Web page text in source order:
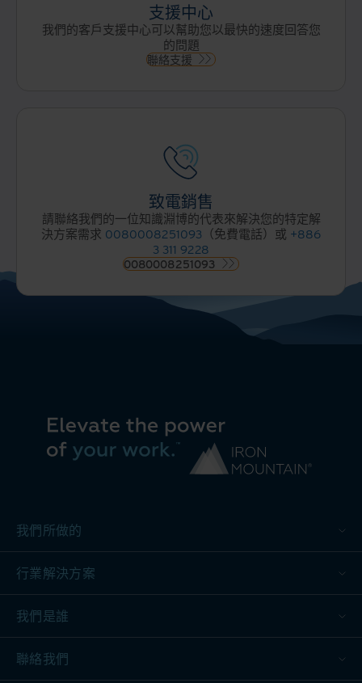
支援中心
我們的客戶支援中心可以幫助您以最快的速度回答您
的問題
聯絡支援
致電銷售
請聯絡我們的一位知識淵博的代表來解決您的特定解
決方案需求 0080008251093 （免費電話）或 +886
3 311 9228
0080008251093
我們所做的
行業解決方案
我們是誰
聯絡我們